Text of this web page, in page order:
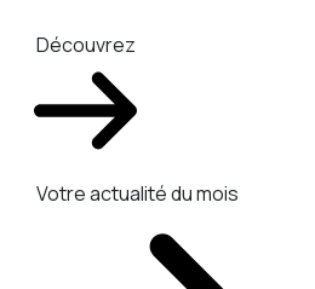
Découvrez
Votre actualité du mois